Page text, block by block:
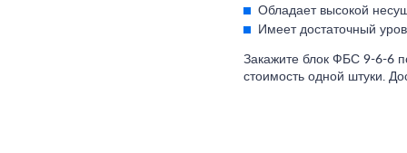
Обладает высокой
Имеет достаточный
Закажите блок ФБС 9-6-6
стоимость одной штуки.